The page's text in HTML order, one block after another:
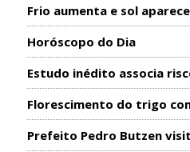
Frio aumenta e sol
Horóscopo do Dia
Estudo inédito associa
Florescimento do trigo
Prefeito Pedro Butzen